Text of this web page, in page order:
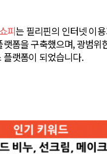
쇼피는 필리핀의 인터넷 이
폼을 구축했으며, 광범위
랫폼이 되었습니다.